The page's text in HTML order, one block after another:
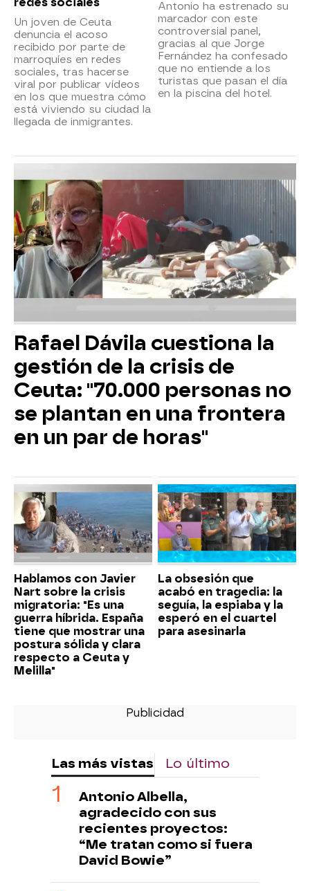
Un joven de Ceuta
denuncia el acoso
recibido por parte de
marroquíes en redes
sociales, tras hacerse
viral por publicar vídeos
en los que muestra cómo
está viviendo su ciudad la
llegada de inmigrantes.
Antonio ha estrenado su
marcador con este
controversial panel,
gracias al que Jorge
Fernández ha confesado
que no entiende a los
turistas que pasan el día
en la piscina del hotel.
Rafael Dávila cuestiona la
gestión de la crisis de
Ceuta: "70.000 personas no
se plantan en una frontera
en un par de horas"
Hablamos con Javier
Nart sobre la crisis
migratoria: "Es una
guerra híbrida. España
tiene que mostrar una
postura sólida y clara
respecto a Ceuta y
Melilla"
La obsesión que
acabó en tragedia: la
seguía, la espiaba y la
esperó en el cuartel
para asesinarla
Las más vistas Lo último
Antonio Albella,
agradecido con sus
recientes proyectos:
“Me tratan como si fuera
David Bowie”